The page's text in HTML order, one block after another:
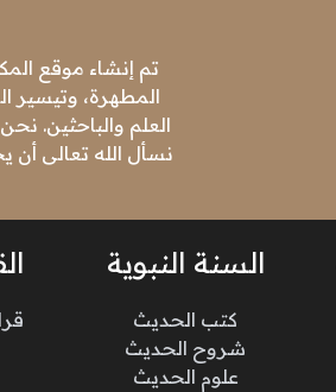
تم إنشاء موقع
المطهرة، وتيسير
العلم والباحثين.
نسأل الله تعالى أن
السنة النبوية
كتب الحديث
شروح الحديث
علوم الحديث